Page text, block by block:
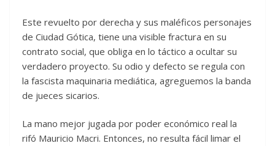
Este revuelto por derecha y sus maléficos personajes
de Ciudad Gótica, tiene una visible fractura en su
contrato social, que obliga en lo táctico a ocultar su
verdadero proyecto. Su odio y defecto se regula con
la fascista maquinaria mediática, agreguemos la banda
de jueces sicarios.
La mano mejor jugada por poder económico real la
rifó Mauricio Macri. Entonces, no resulta fácil limar el